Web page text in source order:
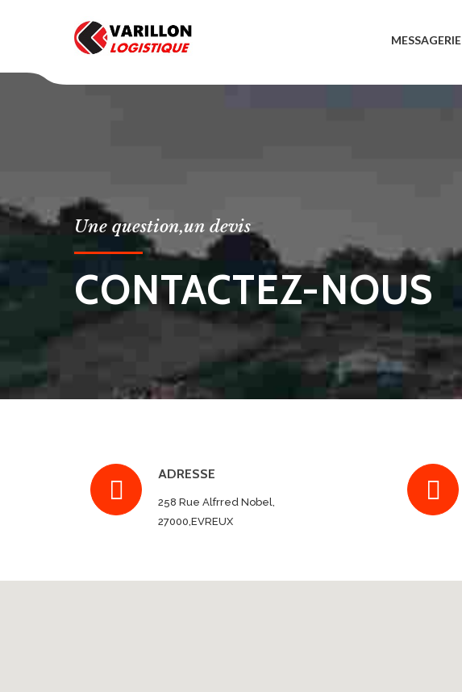
MESSAGERIE
Une question,un devis
CONTACTEZ-NOUS
ADRESSE
258 Rue Alfrred Nobel,
27000,EVREUX